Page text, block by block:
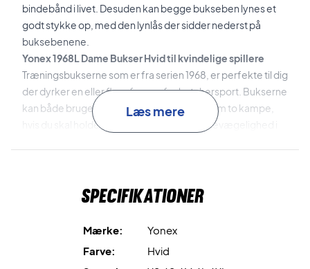
bindebånd i livet. Desuden kan begge bukseben lynes et
godt stykke op, med den lynlås der sidder nederst på
buksebenene.
Yonex 1968L Dame Bukser Hvid til kvindelige spillere
Træningsbukserne som er fra serien 1968, er perfekte til dig
der dyrker en eller flere former for ketchersport. Bukserne
kan både bruges til og fra træning og i mellem to kampe,
hvis du skal holde dig varm. Da der er god bevægelighed i
Læs mere
Specifikationer
Mærke:
Yonex
Farve:
Hvid